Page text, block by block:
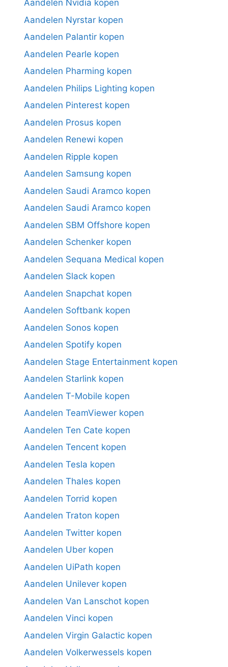
Aandelen Nvidia kopen
Aandelen Nyrstar kopen
Aandelen Palantir kopen
Aandelen Pearle kopen
Aandelen Pharming kopen
Aandelen Philips Lighting kopen
Aandelen Pinterest kopen
Aandelen Prosus kopen
Aandelen Renewi kopen
Aandelen Ripple kopen
Aandelen Samsung kopen
Aandelen Saudi Aramco kopen
Aandelen Saudi Aramco kopen
Aandelen SBM Offshore kopen
Aandelen Schenker kopen
Aandelen Sequana Medical kopen
Aandelen Slack kopen
Aandelen Snapchat kopen
Aandelen Softbank kopen
Aandelen Sonos kopen
Aandelen Spotify kopen
Aandelen Stage Entertainment kopen
Aandelen Starlink kopen
Aandelen T-Mobile kopen
Aandelen TeamViewer kopen
Aandelen Ten Cate kopen
Aandelen Tencent kopen
Aandelen Tesla kopen
Aandelen Thales kopen
Aandelen Torrid kopen
Aandelen Traton kopen
Aandelen Twitter kopen
Aandelen Uber kopen
Aandelen UiPath kopen
Aandelen Unilever kopen
Aandelen Van Lanschot kopen
Aandelen Vinci kopen
Aandelen Virgin Galactic kopen
Aandelen Volkerwessels kopen